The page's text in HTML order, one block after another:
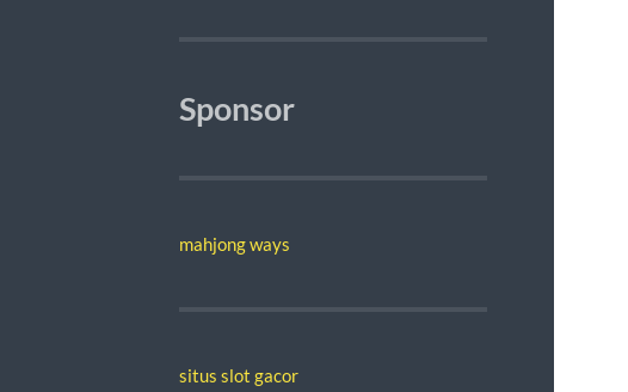
Sponsor
mahjong ways
situs slot gacor